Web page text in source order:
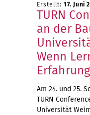
Erstellt: 17. Juni
TURN
an der
Wenn
Am 24. und 25.
TURN
Universität